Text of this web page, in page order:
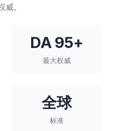
威。
DA 95+
最大权威
全球
标准